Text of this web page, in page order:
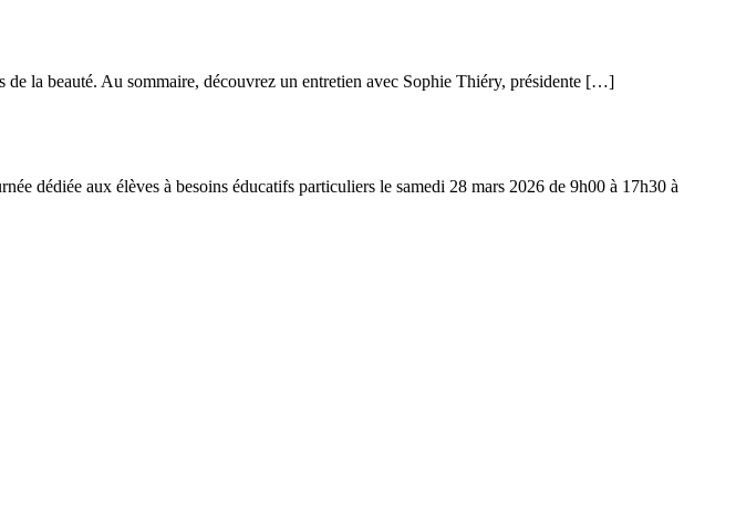
la beauté. Au sommaire, découvrez un entretien avec Sophie Thiéry, présidente […]
dédiée aux élèves à besoins éducatifs particuliers le samedi 28 mars 2026 de 9h00 à 17h30 à